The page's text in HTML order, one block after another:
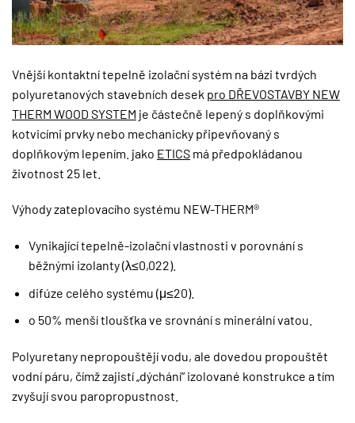
Vnější kontaktní tepelně izolační systém na bázi tvrdých
polyuretanových stavebních desek pro DŘEVOSTAVBY NEW
THERM WOOD SYSTEM je částečně lepený s doplňkovými
kotvicími prvky nebo mechanicky připevňovaný s
doplňkovým lepením. jako ETICS má předpokládanou
životnost 25 let.
Výhody zateplovacího systému NEW-THERM®
Vynikající tepelně-izolační vlastnosti v porovnání s
běžnými izolanty (λ≤0,022).
difúze celého systému (μ≤20).
o 50% menší tloušťka ve srovnání s minerální vatou.
Polyuretany nepropouštějí vodu, ale dovedou propouštět
vodní páru, čímž zajistí „dýchání“ izolované konstrukce a tím
zvyšují svou paropropustnost.